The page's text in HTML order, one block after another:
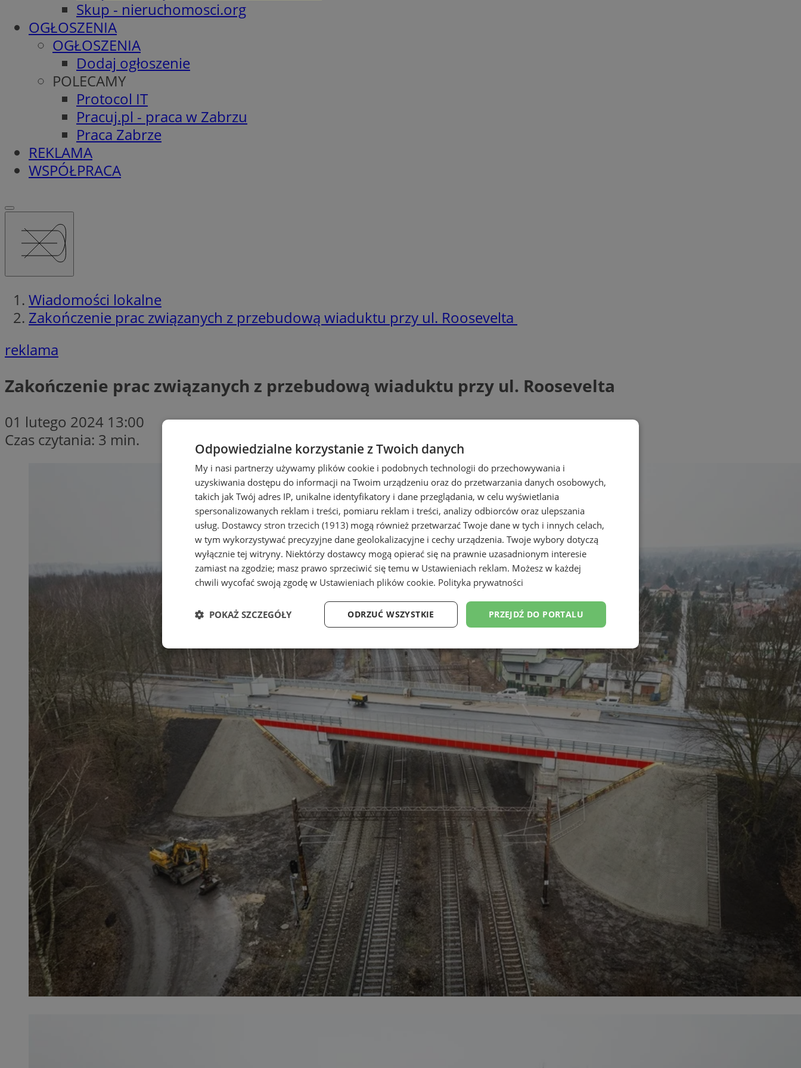
Skup - nieruchomosci.org
OGŁOSZENIA
OGŁOSZENIA
Dodaj ogłoszenie
POLECAMY
Protocol IT
Pracuj.pl - praca w Zabrzu
Praca Zabrze
REKLAMA
WSPÓŁPRACA
Wiadomości lokalne
Zakończenie prac związanych z przebudową wiaduktu przy ul. Roosevelta
reklama
Zakończenie prac związanych z przebudową wiaduktu przy ul. Roosevelta
01 lutego 2024 13:00
Czas czytania: 3 min.
Odpowiedzialne korzystanie z Twoich danych
My i nasi partnerzy używamy plików cookie i podobnych technologii do przechowywania i
uzyskiwania dostępu do informacji na Twoim urządzeniu oraz do przetwarzania danych osobowych,
takich jak Twój adres IP, unikalne identyfikatory i dane przeglądania, w celu wyświetlania
spersonalizowanych reklam i treści, pomiaru reklam i treści, analizy odbiorców oraz ulepszania
usług. Dostawcy stron trzecich (1913) mogą również przetwarzać Twoje dane w tych i innych celach,
w tym wykorzystywać precyzyjne dane geolokalizacyjne i cechy urządzenia. Twoje wybory dotyczą
wyłącznie tej witryny. Niektórzy dostawcy mogą opierać się na prawnie uzasadnionym interesie
zamiast na zgodzie; masz prawo sprzeciwić się temu w Ustawieniach reklam. Możesz w każdej
chwili wycofać swoją zgodę w Ustawieniach plików cookie. Polityka prywatności
PRZEJDŹ DO PORTALU
ODRZUĆ WSZYSTKIE
POKAŻ SZCZEGÓŁY
Niezbędne Wydajność Targetowanie Funkcjonalność Niesklasyfikowane
Niezbędne Wydajność Targetowanie Funkcjonalność Niesklasyfikowane
Niezbędne pliki cookie umożliwiają korzystanie z podstawowych funkcji strony internetowej, takich jak logowanie użytkownika i
zarządzanie kontem. Bez niezbędnych plików cookie nie można prawidłowo korzystać ze strony internetowej.
Provider
Domena
Okres
przechowywania
Opis
zabrze.com.pl 1 rok
Ten plik cookie przechowuje identyfikator sesji.
QeSessID
zabrze.com.pl
Ten plik cookie przechowuje identyfikator sesji.
MvSessID
zabrze.com.pl 1 rok
Ten plik cookie przechowuje identyfikator sesji.
__cf_bm
Cloudflare
Inc.
.x.com
29 minut 53
sekundy
Ten plik cookie służy do rozróżniania ludzi i botów. Jest
to korzystne dla strony internetowej, ponieważ
umożliwia tworzenie ważnych raportów na temat
korzystania z jej witryny internetowej.
Cloudflare
Inc.
.twitter.com
29 minut 55
sekund
Ten plik cookie służy do rozróżniania ludzi i botów. Jest
to korzystne dla strony internetowej, ponieważ
umożliwia tworzenie ważnych raportów na temat
korzystania z jej witryny internetowej.
CookieScriptConsent
CookieScript
zabrze.com.pl
4 tygodnie 2 dni
Ten plik cookie jest używany przez usługę Cookie-
Script.com do zapamiętywania preferencji dotyczących
zgody użytkownika na pliki cookie. Jest to konieczne,
aby baner cookie Cookie-Script.com działał poprawnie.
VISITOR_PRIVACY_METADATA
YouTube
.youtube.com
5 miesięcy 4
tygodnie
Ten plik cookie przechowuje informacje o zgodzie
użytkownika oraz jego preferencjach dotyczących
Google Privacy Policy